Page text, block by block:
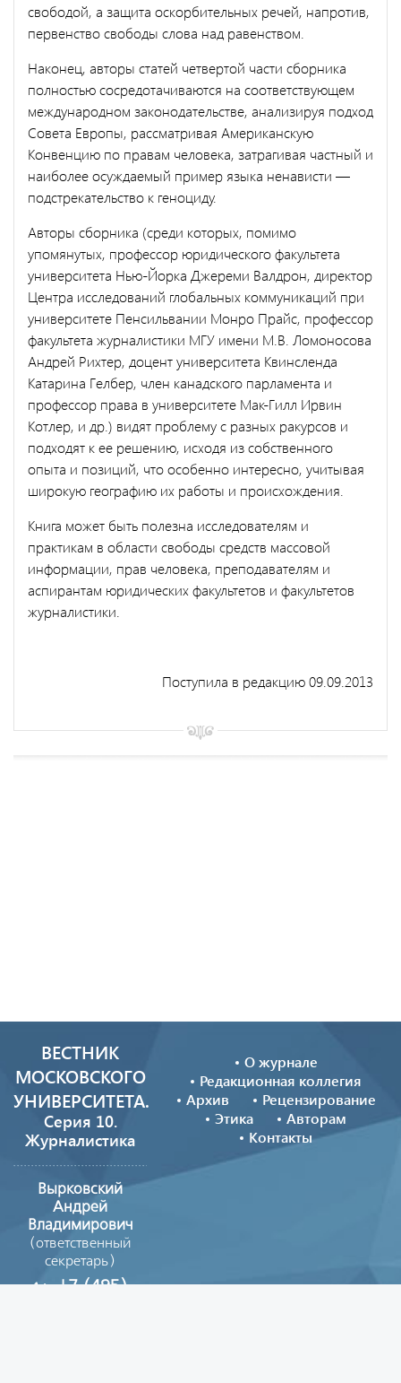
свободой, а защита оскорбительных речей, напротив,
первенство свободы слова над ра­венством.
Наконец, авторы статей четвертой части сборника
полностью со­средотачиваются на соответствующем
международном законодатель­стве, анализируя подход
Совета Европы, рассматривая Американскую
Конвенцию по правам человека, затрагивая частный и
наиболее осуж­даемый пример языка ненависти —
подстрекательство к геноциду.
Авторы сборника (среди которых, помимо
упомянутых, профессор юридического факультета
университета Нью-Йорка Джереми Валдрон, директор
Центра исследований глобальных коммуникаций при
университете Пенсильвании Монро Прайс, профессор
факультета журналистики МГУ имени М.В. Ломоносова
Андрей Рихтер, доцент университета Квинсленда
Катарина Гелбер, член канадского парла­мента и
профессор права в университете Мак-Гилл Ирвин
Котлер, и др.) видят проблему с разных ракурсов и
подходят к ее решению, ис­ходя из собственного
опыта и позиций, что особенно интересно, учи­тывая
широкую географию их работы и происхождения.
Книга может быть полезна исследователям и
практикам в области свободы средств массовой
информации, прав человека, преподавате­лям и
аспирантам юридических факультетов и факультетов
журнали­стики.
Поступила в редакцию 09.09.2013
ВЕСТНИК
МОСКОВСКОГО
УНИВЕРСИТЕТА.
Серия 10.
Журналистика
Вырковский
Андрей
Владимирович
(ответственный
секретарь)
+7 (495)
О журнале
Редакционная коллегия
Архив
Рецензирование
Этика
Авторам
Контакты